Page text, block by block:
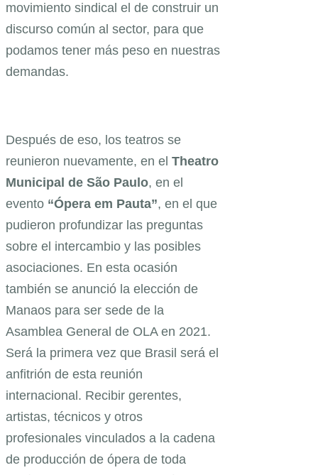
movimiento sindical el de construir un
discurso común al sector, para que
podamos tener más peso en nuestras
demandas.
Después de eso, los teatros se
reunieron nuevamente, en el Theatro
Municipal de São Paulo, en el
evento “Ópera em Pauta”, en el que
pudieron profundizar las preguntas
sobre el intercambio y las posibles
asociaciones. En esta ocasión
también se anunció la elección de
Manaos para ser sede de la
Asamblea General de OLA en 2021.
Será la primera vez que Brasil será el
anfitrión de esta reunión
internacional. Recibir gerentes,
artistas, técnicos y otros
profesionales vinculados a la cadena
de producción de ópera de toda